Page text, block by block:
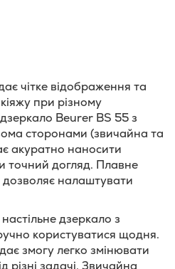
чітке відображення та
при різному
Beurer BS 55 з
сторонами (звичайна та
акуратно наносити
точний догляд. Плавне
дозволяє налаштувати
дзеркало з
користуватися щодня.
змогу легко змінювати
різні задачі. Звичайна